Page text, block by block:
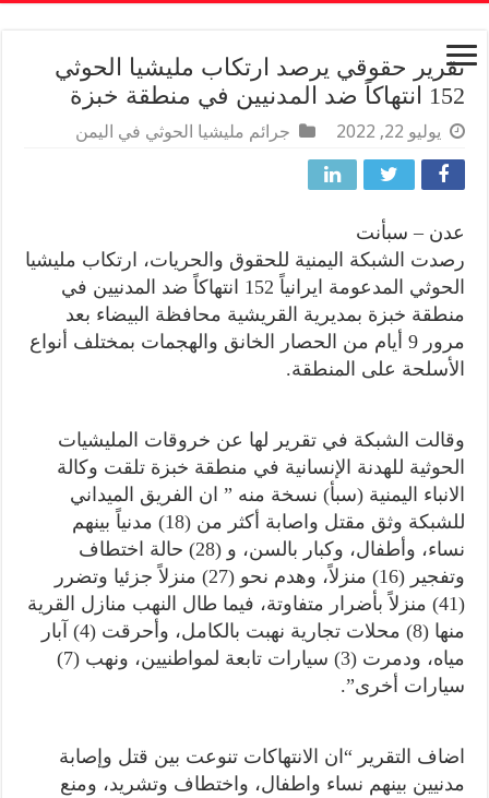
تقرير حقوقي يرصد ارتكاب مليشيا الحوثي
152 انتهاكاً ضد المدنيين في منطقة خبزة
يوليو 22, 2022 جرائم مليشيا الحوثي في اليمن
عدن – سبأنت
رصدت الشبكة اليمنية للحقوق والحريات، ارتكاب مليشيا
الحوثي المدعومة ايرانياً 152 انتهاكاً ضد المدنيين في
منطقة خبزة بمديرية القريشية محافظة البيضاء بعد
مرور 9 أيام من الحصار الخانق والهجمات بمختلف أنواع
الأسلحة على المنطقة.
وقالت الشبكة في تقرير لها عن خروقات المليشيات
الحوثية للهدنة الإنسانية في منطقة خبزة تلقت وكالة
الانباء اليمنية (سبأ) نسخة منه ” ان الفريق الميداني
للشبكة وثق مقتل واصابة أكثر من (18) مدنياً بينهم
نساء، وأطفال، وكبار بالسن، و (28) حالة اختطاف
وتفجير (16) منزلاً، وهدم نحو (27) منزلاً جزئيا وتضرر
(41) منزلاً بأضرار متفاوتة، فيما طال النهب منازل القرية
منها (8) محلات تجارية نهبت بالكامل، وأحرقت (4) آبار
مياه، ودمرت (3) سيارات تابعة لمواطنيين، ونهب (7)
سيارات أخرى”.
اضاف التقرير “ان الانتهاكات تنوعت بين قتل وإصابة
مدنيين بينهم نساء واطفال، واختطاف وتشريد، ومنع